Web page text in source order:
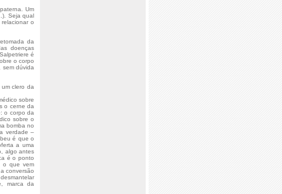
Um
Seja qual
o
da
doenças
é
o corpo
sem dúvida
clero da
sobre
o cerne da
o corpo da
sobre o
bomba no
verdade –
é que o
a uma
algo antes
é o ponto
o que vem
conversão
marca da